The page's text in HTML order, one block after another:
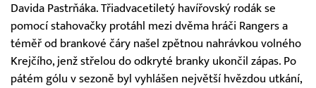
Davida Pastrňáka. Třiadvacetiletý havířovský rodák se
pomocí stahovačky protáhl mezi dvěma hráči Rangers a
téměř od brankové čáry našel zpětnou nahrávkou volného
Krejčího, jenž střelou do odkryté branky ukončil zápas. Po
pátém gólu v sezoně byl vyhlášen největší hvězdou utkání,